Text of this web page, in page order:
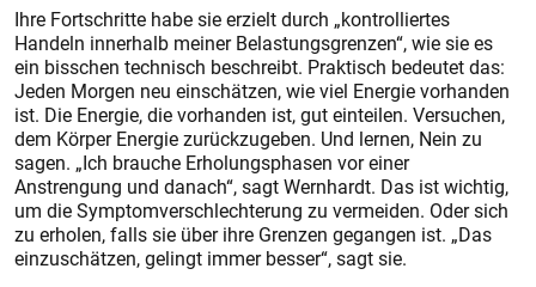
Ihre Fortschritte habe sie erzielt durch „kontrolliertes
Handeln innerhalb meiner Belastungsgrenzen“, wie sie es
ein bisschen technisch beschreibt. Praktisch bedeutet das:
Jeden Morgen neu einschätzen, wie viel Energie vorhanden
ist. Die Energie, die vorhanden ist, gut einteilen. Versuchen,
dem Körper Energie zurückzugeben. Und lernen, Nein zu
sagen. „Ich brauche Erholungsphasen vor einer
Anstrengung und danach“, sagt Wernhardt. Das ist wichtig,
um die Symptomverschlechterung zu vermeiden. Oder sich
zu erholen, falls sie über ihre Grenzen gegangen ist. „Das
einzuschätzen, gelingt immer besser“, sagt sie.